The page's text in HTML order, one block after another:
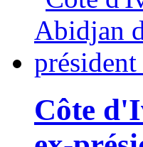
Côte